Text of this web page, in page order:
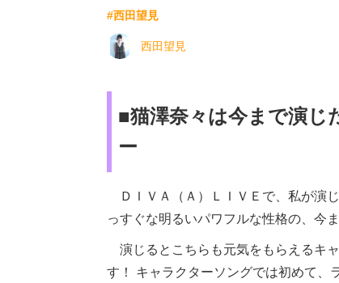
#西田望見
西田望見
■猫澤奈々は今まで演じ
ー
ＤＩＶＡ（Ａ）ＬＩＶＥで、私が演
っすぐな明るいパワフルな性格の、今
演じるとこちらも元気をもらえるキ
す！ キャラクターソングでは初めて、